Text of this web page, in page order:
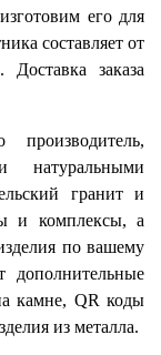
его для
составляет от
заказа
натуральными
гранит и
и комплексы, а
по вашему
дополнительные
камне, QR коды
из металла.